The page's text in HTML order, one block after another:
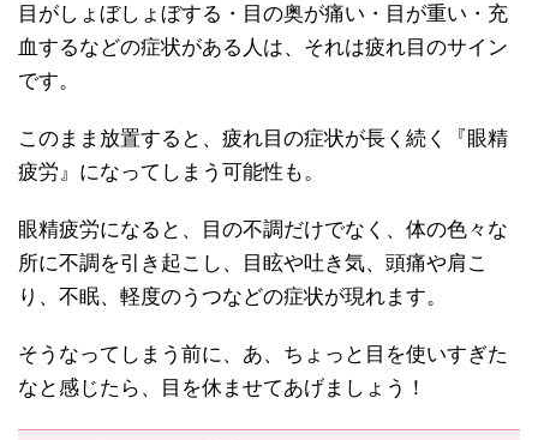
目がしょぼしょぼする・目の奥が痛い・目が重い・充
血するなどの症状がある人は、それは疲れ目のサイン
です。
このまま放置すると、疲れ目の症状が長く続く『眼精
疲労』になってしまう可能性も。
眼精疲労になると、目の不調だけでなく、体の色々な
所に不調を引き起こし、目眩や吐き気、頭痛や肩こ
り、不眠、軽度のうつなどの症状が現れます。
そうなってしまう前に、あ、ちょっと目を使いすぎた
なと感じたら、目を休ませてあげましょう！